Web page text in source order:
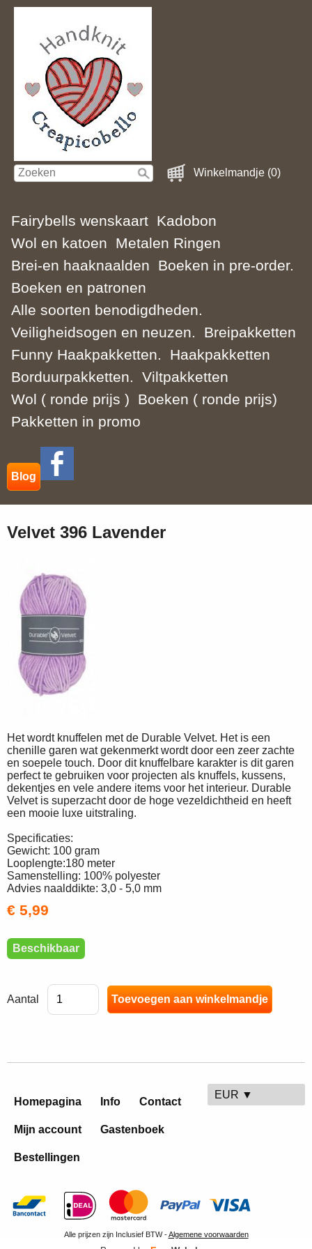
Winkelmandje (0)
Fairybells wenskaart Kadobon
Wol en katoen
Metalen Ringen
Brei-en haaknaalden
Boeken in pre-order.
Boeken en patronen
Alle soorten benodigdheden.
Veiligheidsogen en neuzen.
Breipakketten
Funny Haakpakketten.
Haakpakketten
Borduurpakketten.
Viltpakketten
Wol ( ronde prijs )
Boeken ( ronde prijs)
Pakketten in promo
Blog
Velvet 396 Lavender
Het wordt knuffelen met de Durable Velvet. Het is een
chenille garen wat gekenmerkt wordt door een zeer zachte
en soepele touch. Door dit knuffelbare karakter is dit garen
perfect te gebruiken voor projecten als knuffels, kussens,
dekentjes en vele andere items voor het interieur. Durable
Velvet is superzacht door de hoge vezeldichtheid en heeft
een mooie luxe uitstraling.
Specificaties:
Gewicht: 100 gram
Looplengte:180 meter
Samenstelling: 100% polyester
Advies naalddikte: 3,0 - 5,0 mm
€ 5,99
Beschikbaar
Aantal
Homepagina Info Contact
Mijn account Gastenboek
Bestellingen
EUR ▼
Alle prijzen zijn Inclusief BTW -Algemene voorwaarden